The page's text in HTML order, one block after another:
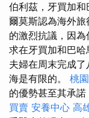
伯利茲，牙買加和
爾莫斯認為海外旅
的激烈抗議，因
求在牙買加和巴哈
夫婦在周末完成
海是有限的。 桃
的優勢甚至其承諾
買賣 安養中心 高